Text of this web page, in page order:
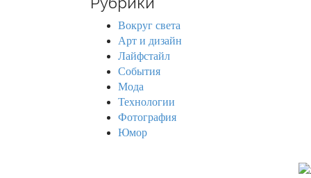
c
Вокруг света
Арт и дизайн
Лайфстайл
События
Мода
Технологии
Фотография
Юмор